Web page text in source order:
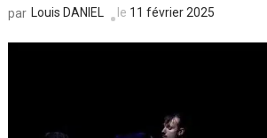
par Louis DANIEL le 11 février 2025